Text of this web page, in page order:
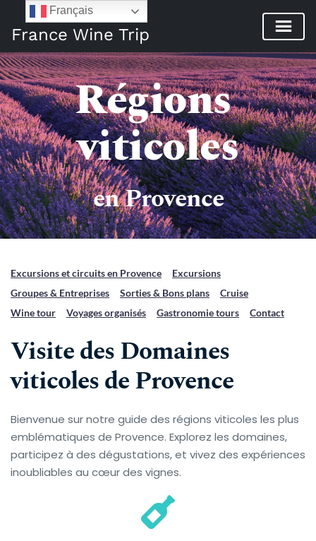
France Wine Trip
Régions
viticoles
en Provence
Excursions et circuits en Provence
Excursions
Groupes & Entreprises
Sorties & Bons plans
Cruise
Wine tour
Voyages organisés Gastronomie tours Contact
Visite des Domaines
viticoles de Provence
Bienvenue sur notre guide des régions viticoles les plus
emblématiques de Provence. Explorez les domaines,
participez à des dégustations, et vivez des expériences
inoubliables au cœur des vignes.
Français